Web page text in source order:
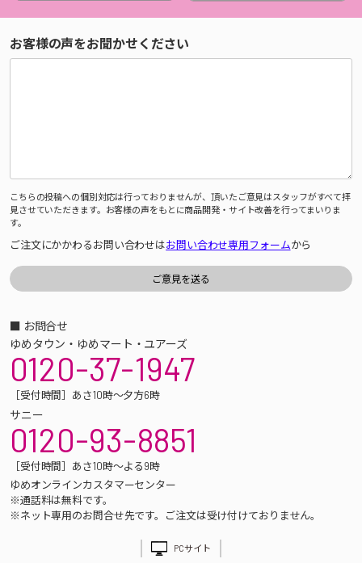
お客様の声をお聞かせください
こちらの投稿への個別対応は行っておりませんが、頂いたご意見はスタッフがすべて拝
見させていただきます。お客様の声をもとに商品開発・サイト改善を行ってまいりま
す。
ご注文にかかわるお問い合わせはお問い合わせ専用フォームから
■ お問合せ
ゆめタウン・ゆめマート・ユアーズ
0120-37-1947
［受付時間］あさ10時～夕方6時
サニー
0120-93-8851
［受付時間］あさ10時～よる9時
ゆめオンラインカスタマーセンター
※通話料は無料です。
※ネット専用のお問合せ先です。ご注文は受け付けておりません。
PCサイト